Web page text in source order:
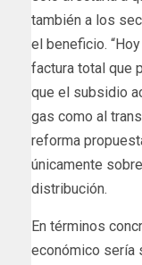
también a los
el beneficio.
factura total que
que el subsidio
gas como al
reforma
únicamente
distribución.
En términos
económico sería